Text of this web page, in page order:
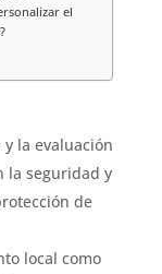
el
la evaluación
la seguridad y
de
local como